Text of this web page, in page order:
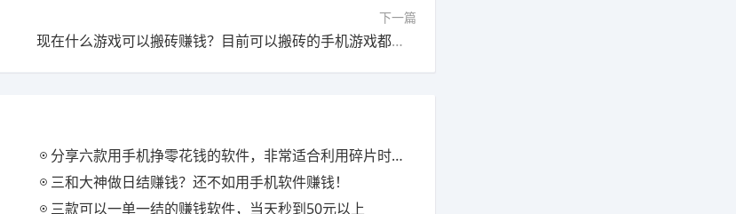
下一篇
现在什么游戏可以搬砖赚钱？目前可以搬砖的手机游戏都有哪些？
分享六款用手机挣零花钱的软件，非常适合利用碎片时间尝试
三和大神做日结赚钱？还不如用手机软件赚钱！
三款可以一单一结的赚钱软件，当天秒到50元以上